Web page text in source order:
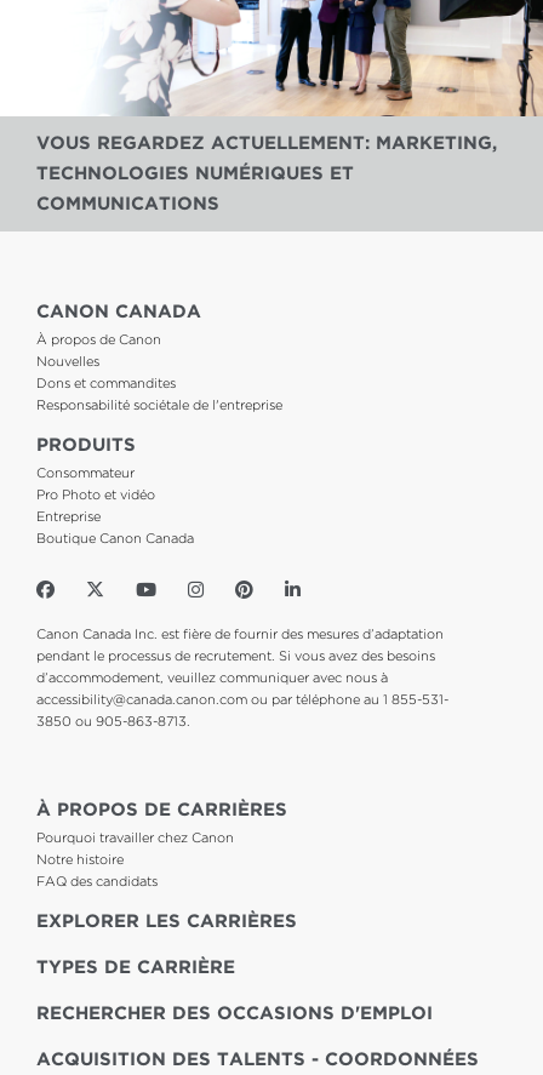
VOUS REGARDEZ ACTUELLEMENT: MARKETING,
TECHNOLOGIES NUMÉRIQUES ET
COMMUNICATIONS
CANON CANADA
À propos de Canon
Nouvelles
Dons et commandites
Responsabilité sociétale de l'entreprise
PRODUITS
Consommateur
Pro Photo et vidéo
Entreprise
Boutique Canon Canada
Canon Canada Inc. est fière de fournir des mesures d’adaptation
pendant le processus de recrutement. Si vous avez des besoins
d’accommodement, veuillez communiquer avec nous à
accessibility@canada.canon.com ou par téléphone au 1 855-531-
3850 ou 905-863-8713.
À PROPOS DE CARRIÈRES
Pourquoi travailler chez Canon
Notre histoire
FAQ des candidats
EXPLORER LES CARRIÈRES
TYPES DE CARRIÈRE
RECHERCHER DES OCCASIONS D'EMPLOI
ACQUISITION DES TALENTS - COORDONNÉES